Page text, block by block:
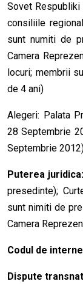
Sovet
consiliile
sunt numiti de
Camera
locuri; membrii
de 4 ani)
Alegeri: Palata
28 Septembrie
Septembrie
Puterea
presedinte);
sunt nimiti de
Camera
Codul de
Dispute